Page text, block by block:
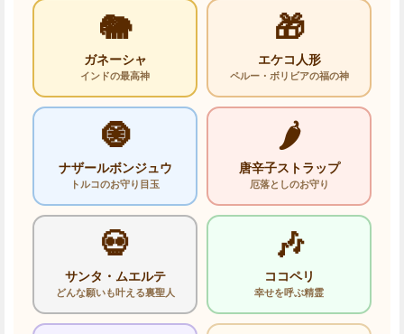
🐘
ガネーシャ
インドの最高神
🎁
エケコ人形
ペルー・ボリビアの福の神
🧿
ナザールボンジュウ
トルコのお守り目玉
🌶️
唐辛子ストラップ
厄落としのお守り
💀
サンタ・ムエルテ
どんな願いも叶える裏聖人
🎶
ココペリ
幸せを呼ぶ精霊